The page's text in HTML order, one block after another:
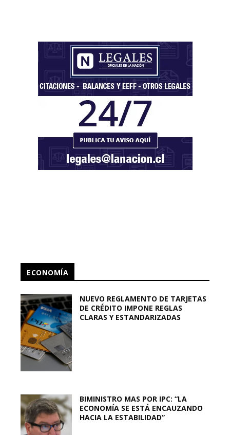
ECONOMÍA
NUEVO REGLAMENTO DE TARJETAS
DE CRÉDITO IMPONE REGLAS
CLARAS Y ESTANDARIZADAS
BIMINISTRO MAS POR IPC: “LA
ECONOMÍA SE ESTÁ ENCAUZANDO
HACIA LA ESTABILIDAD”